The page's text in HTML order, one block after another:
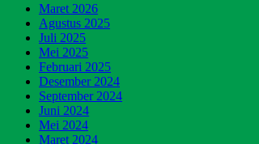
Maret 2026
Agustus 2025
Juli 2025
Mei 2025
Februari 2025
Desember 2024
September 2024
Juni 2024
Mei 2024
Maret 2024